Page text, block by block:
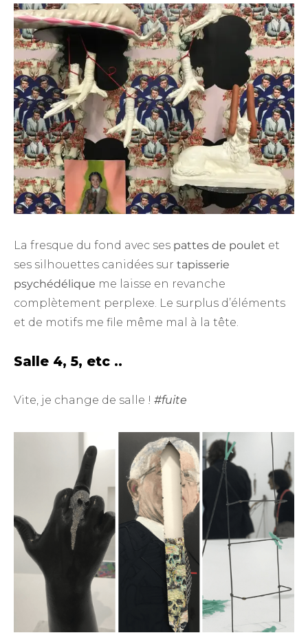
La fresque du fond avec ses pattes de poulet et
ses silhouettes canidées sur tapisserie
psychédélique me laisse en revanche
complètement perplexe. Le surplus d’éléments
et de motifs me file même mal à la tête.
Salle 4, 5, etc ..
Vite, je change de salle ! #fuite